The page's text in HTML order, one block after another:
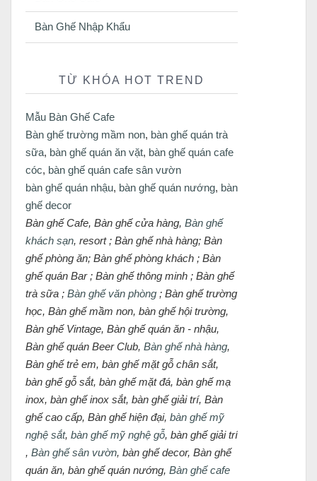
Bàn Ghế Nhập Khẩu
TỪ KHÓA HOT TREND
Mẫu Bàn Ghế Cafe
Bàn ghế trường mầm non, bàn ghế quán trà
sữa, bàn ghế quán ăn vặt, bàn ghế quán cafe
cóc, bàn ghế quán cafe sân vườn
bàn ghế quán nhậu, bàn ghế quán nướng, bàn
ghế decor
Bàn ghế Cafe, Bàn ghế cửa hàng, Bàn ghế
khách sạn, resort ; Bàn ghế nhà hàng; Bàn
ghế phòng ăn; Bàn ghế phòng khách ; Bàn
ghế quán Bar ; Bàn ghế thông minh ; Bàn ghế
trà sữa ; Bàn ghế văn phòng ; Bàn ghế trường
học, Bàn ghế mầm non, bàn ghế hội trường,
Bàn ghế Vintage, Bàn ghế quán ăn - nhậu,
Bàn ghế quán Beer Club, Bàn ghế nhà hàng,
Bàn ghế trẻ em, bàn ghế mặt gỗ chân sắt,
bàn ghế gỗ sắt, bàn ghế mặt đá, bàn ghế mạ
inox, bàn ghế inox sắt, bàn ghế giải trí, Bàn
ghế cao cấp, Bàn ghế hiện đại, bàn ghế mỹ
nghệ sắt, bàn ghế mỹ nghệ gỗ, bàn ghế giải trí
, Bàn ghế sân vườn, bàn ghế decor, Bàn ghế
quán ăn, bàn ghế quán nướng, Bàn ghế cafe